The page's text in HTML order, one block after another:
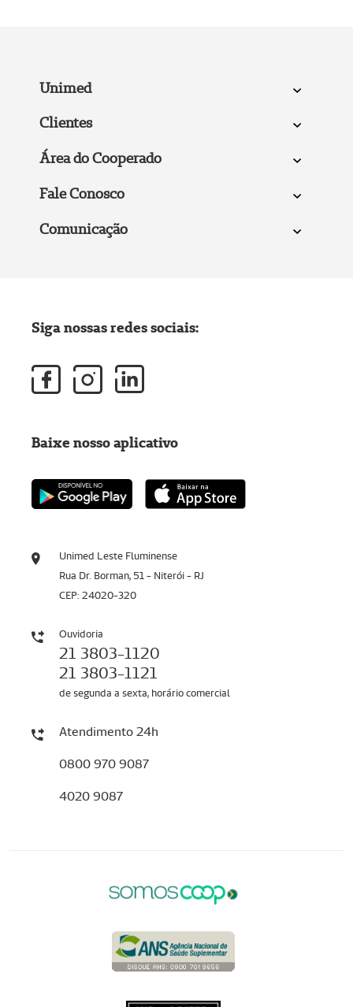
Unimed
Clientes
Área do Cooperado
Fale Conosco
Comunicação
Unimed Leste Fluminense
Rua Dr. Borman, 51 - Niterói - RJ
CEP: 24020-320
Ouvidoria
21 3803-1120
21 3803-1121
de segunda a sexta, horário comercial
Atendimento 24h
0800 970 9087
4020 9087
Siga nossas redes sociais:
Baixe nosso aplicativo